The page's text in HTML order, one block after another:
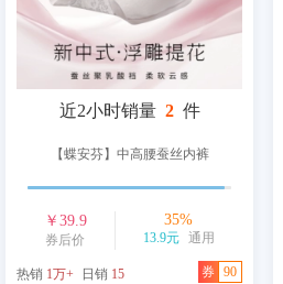
近2小时销量 2 件
【蝶安芬】中高腰蚕丝内裤
￥ 39.9
券后价
35%
13.9元 通用
热销 1万+ 日销 15 券 90